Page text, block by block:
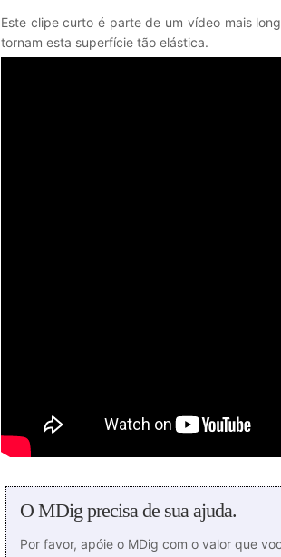
Este clipe curto é parte de um vídeo mais
tornam esta superfície tão elástica.
O MDig precisa de sua ajuda.
Por favor, apóie o MDig com o valor que